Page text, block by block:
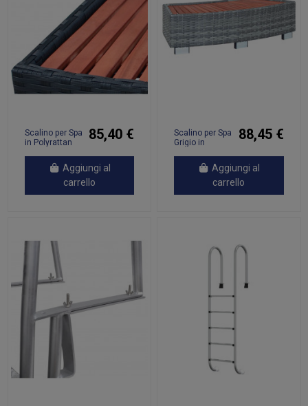
Scalino per Spa
in Polyrattan
85,40 €
Aggiungi al
carrello
Scalino per Spa
Grigio in
92x45x25 cm
88,45 €
Aggiungi al
carrello